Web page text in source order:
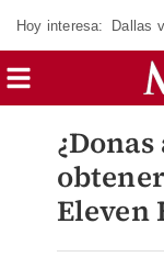
Hoy interesa: Dallas
Eleven